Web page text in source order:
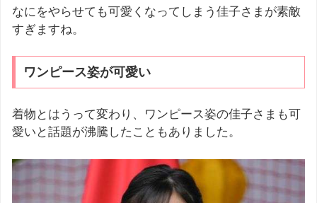
なにをやらせても可愛くなってしまう佳子さまが素敵
すぎますね。
ワンピース姿が可愛い
着物とはうって変わり、ワンピース姿の佳子さまも可
愛いと話題が沸騰したこともありました。